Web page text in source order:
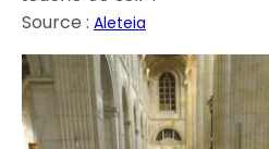
Source :Aleteia